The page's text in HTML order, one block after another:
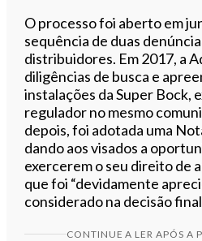
O processo foi aberto em
sequência de duas
distribuidores. Em 2017, a
diligências de busca e
instalações da Super Bock,
regulador no mesmo
depois, foi adotada uma
dando aos visados a
exercerem o seu direito de
que foi “devidamente
considerado na decisão
CONTINUE A LER APÓS A